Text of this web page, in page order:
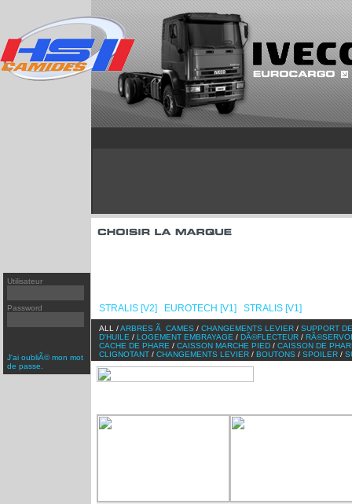
PREMIUM
[v1]
MAGNUM/AE
[v2]
XF 106
XF105
FH
Utilisateur
Password
J'ai oubliÃ© mon mot
de passe.
STRALIS [V2] EUROTECH [V1] STRALIS [V1]
ALL /ARBRES Ã CAMES / CHANGEMENTS LEVIER / SUPPORT
D'HUILE / LOGEMENT EMBRAYAGE / DÃ©FLECTEUR /
CACHE DE PHARE / CAISSON MARCHE PIED / CAISSON DE
CLIGNOTANT / CHANGEMENTS LEVIER / BOUTONS / SPOILER /